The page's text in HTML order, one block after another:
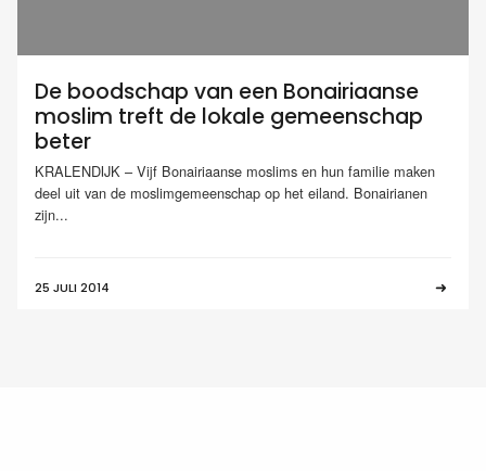
De boodschap van een Bonairiaanse
moslim treft de lokale gemeenschap
beter
KRALENDIJK – Vijf Bonairiaanse moslims en hun familie maken
deel uit van de moslimgemeenschap op het eiland. Bonairianen
zijn...
25 JULI 2014